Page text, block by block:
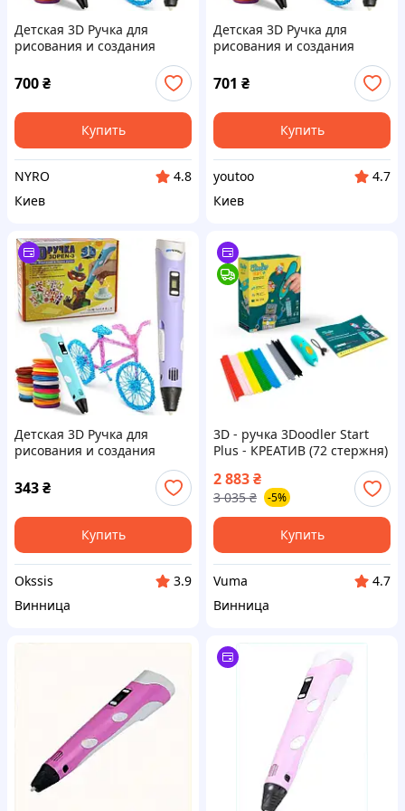
Детская 3D Ручка для
рисования и создания
объемных моделей 3DPen-3
с дисплеем + трафареты +
10 м пластика + подставка в
наборе cx.
700₴
Купить
NYRO
4.8
Киев
Детская 3D Ручка для
рисования и создания
объемных моделей 3DPen-3
с дисплеем + трафареты +
10 м пластика + подставка в
наборе rx.
701 ₴
Купить
youtoo
4.7
Киев
Детская 3D Ручка для
рисования и создания
объемных моделей 3DPen-3
с дисплеем + трафареты +
10 м пластика + подставка в
наборе
343₴
Купить
Okssis
3.9
Винница
3D - ручка 3Doodler Start
Plus - КРЕАТИВ (72 стержня)
2 883₴
3 035 ₴ -5%
Купить
Vuma
4.7
Винница